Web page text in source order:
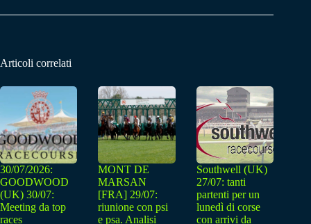
Articoli correlati
30/07/2026:
GOODWOOD
(UK) 30/07:
Meeting da top
races
MONT DE
MARSAN
[FRA] 29/07:
riunione con psi
e psa. Analisi
Southwell (UK)
27/07: tanti
partenti per un
lunedì di corse
con arrivi da